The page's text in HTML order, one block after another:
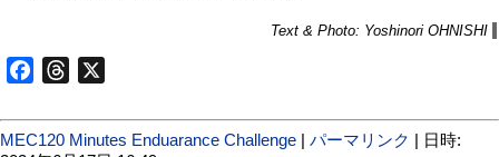
Text & Photo: Yoshinori OHNISHI
FacebookThreads
MEC120 Minutes Enduarance Challenge | パーマリンク | 日時: